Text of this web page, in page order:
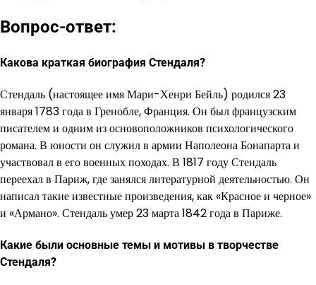
Вопрос-ответ:
Какова краткая биография Стендаля?
Стендаль (настоящее имя Мари-Хенри Бейль) родился 23
января 1783 года в Гренобле, Франция. Он был французским
писателем и одним из основоположников психологического
романа. В юности он служил в армии Наполеона Бонапарта и
участвовал в его военных походах. В 1817 году Стендаль
переехал в Париж, где занялся литературной деятельностью. Он
написал такие известные произведения, как «Красное и черное»
и «Армано». Стендаль умер 23 марта 1842 года в Париже.
Какие были основные темы и мотивы в творчестве
Стендаля?